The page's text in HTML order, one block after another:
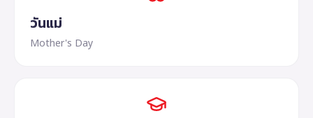
วันแม่
Mother's Day